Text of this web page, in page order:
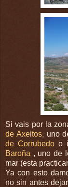
Si vais por la
de Axeitos, uno
de Corrubedoo
Baroña , uno de
mar (esta
Ya con esto
no sin antes